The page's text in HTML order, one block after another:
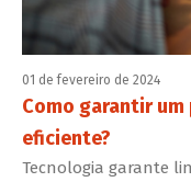
01 de fevereiro de 2024
Como garantir
eficiente?
Tecnologia garante